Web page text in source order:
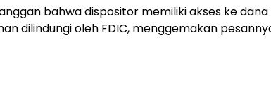
bahwa dispositor memiliki akses ke
dilindungi oleh FDIC, menggemakan